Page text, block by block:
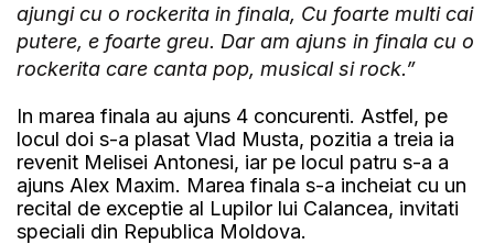
ajungi cu o rockerita in finala, Cu foarte multi cai
putere, e foarte greu. Dar am ajuns in finala cu o
rockerita care canta pop, musical si rock.”
In marea finala au ajuns 4 concurenti. Astfel, pe
locul doi s-a plasat Vlad Musta, pozitia a treia ia
revenit Melisei Antonesi, iar pe locul patru s-a a
ajuns Alex Maxim. Marea finala s-a incheiat cu un
recital de exceptie al Lupilor lui Calancea, invitati
speciali din Republica Moldova.